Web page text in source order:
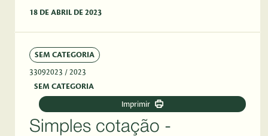
18 DE ABRIL DE 2023
SEM CATEGORIA
33092023 / 2023
SEM CATEGORIA
Imprimir
Simples cotação -